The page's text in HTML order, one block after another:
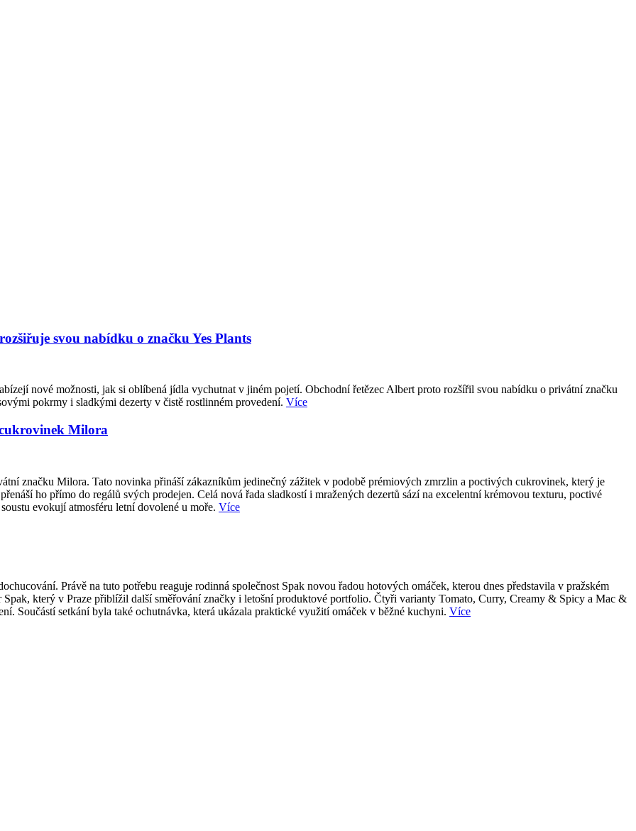
svou nabídku o značku Yes Plants
nové možnosti, jak si oblíbená jídla vychutnat v jiném pojetí. Obchodní řetězec Albert proto rozšířil svou nabídku o privátní značku
pokrmy i sladkými dezerty v čistě rostlinném provedení. Více
Milora
značku Milora. Tato novinka přináší zákazníkům jedinečný zážitek v podobě prémiových zmrzlin a poctivých cukrovinek, který je
ho přímo do regálů svých prodejen. Celá nová řada sladkostí i mražených dezertů sází na excelentní krémovou texturu, poctivé
evokují atmosféru letní dovolené u moře. Více
Právě na tuto potřebu reaguje rodinná společnost Spak novou řadou hotových omáček, kterou dnes představila v pražském
který v Praze přiblížil další směřování značky i letošní produktové portfolio. Čtyři varianty Tomato, Curry, Creamy & Spicy a Mac &
Součástí setkání byla také ochutnávka, která ukázala praktické využití omáček v běžné kuchyni. Více